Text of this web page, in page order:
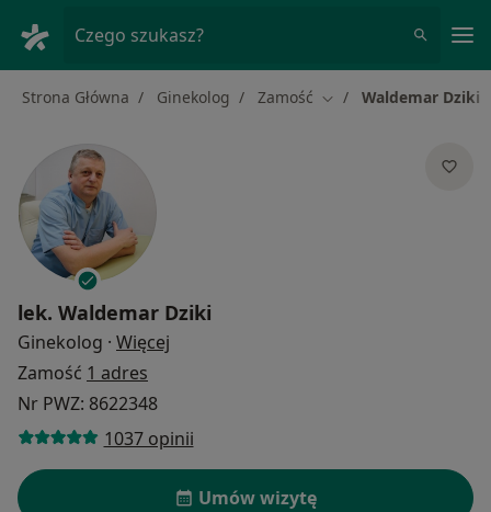
Czego szukasz?
Strona Główna Ginekolog Zamość Zmień miasto
Waldemar Dziki
lek. Waldemar Dziki
Ginekolog · Więcej
Zamość 1 adres
Nr PWZ: 8622348
1037 opinii
Umów wizytę